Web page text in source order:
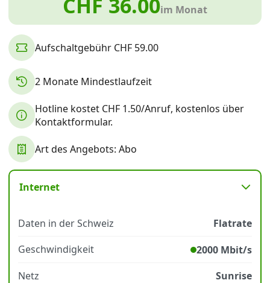
Aktionen
News
Forum
Über uns
Datenschutz
im Monat
Aufschaltgebühr CHF 59.00
2 Monate Mindestlaufzeit
Hotline kostet CHF 1.50/Anruf, kostenlos über
Kontaktformular.
Art des Angebots: Abo
Internet
Daten in der Schweiz
Flatrate
Geschwindigkeit
2000 Mbit/s
Netz
Sunrise